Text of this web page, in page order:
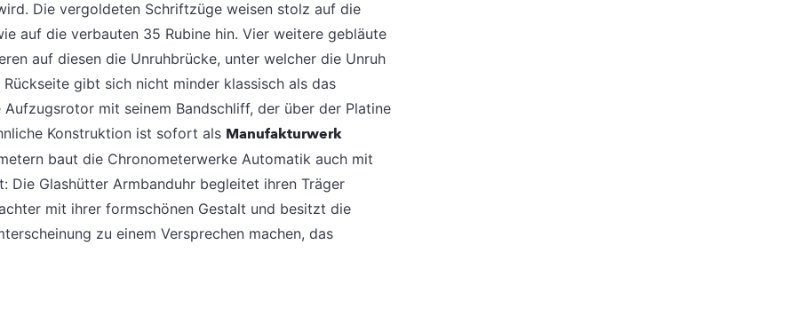
Die vergoldeten Schriftzüge weisen stolz auf die
auf die verbauten 35 Rubine hin. Vier weitere gebläute
auf diesen die Unruhbrücke, unter welcher die Unruh
gibt sich nicht minder klassisch als das
mit seinem Bandschliff, der über der Platine
Konstruktion ist sofort als Manufakturwerk
baut die Chronometerwerke Automatik auch mit
Die Glashütter Armbanduhr begleitet ihren Träger
mit ihrer formschönen Gestalt und besitzt die
zu einem Versprechen machen, das